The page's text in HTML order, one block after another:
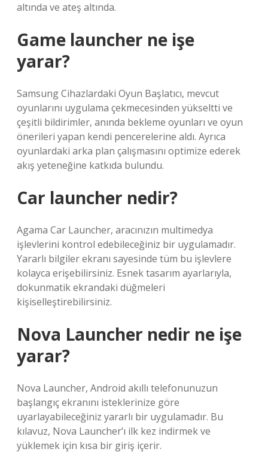
altında ve ateş altında.
Game launcher ne işe
yarar?
Samsung Cihazlardaki Oyun Başlatıcı, mevcut
oyunlarını uygulama çekmecesinden yükseltti ve
çeşitli bildirimler, anında bekleme oyunları ve oyun
önerileri yapan kendi pencerelerine aldı. Ayrıca
oyunlardaki arka plan çalışmasını optimize ederek
akış yeteneğine katkıda bulundu.
Car launcher nedir?
Agama Car Launcher, aracınızın multimedya
işlevlerini kontrol edebileceğiniz bir uygulamadır.
Yararlı bilgiler ekranı sayesinde tüm bu işlevlere
kolayca erişebilirsiniz. Esnek tasarım ayarlarıyla,
dokunmatik ekrandaki düğmeleri
kişiselleştirebilirsiniz.
Nova Launcher nedir ne işe
yarar?
Nova Launcher, Android akıllı telefonunuzun
başlangıç ​​ekranını isteklerinize göre
uyarlayabileceğiniz yararlı bir uygulamadır. Bu
kılavuz, Nova Launcher’ı ilk kez indirmek ve
yüklemek için kısa bir giriş içerir.